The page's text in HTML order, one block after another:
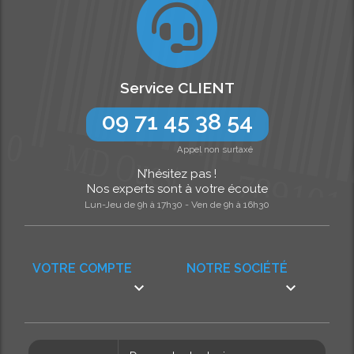
NOTRE SOCIÉTÉ

VOTRE COMPTE

Service CLIENT
09 71 45 38 54
Appel non surtaxé
N’hésitez pas !
Nos experts sont à votre écoute
Lun-Jeu de 9h à 17h30 - Ven de 9h à 16h30